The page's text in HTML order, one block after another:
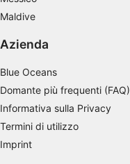
Maldive
Azienda
Blue Oceans
Domante più frequenti (FAQ)
Informativa sulla Privacy
Termini di utilizzo
Imprint